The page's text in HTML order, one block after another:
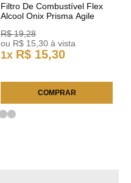
Filtro De Combustível Flex
Alcool Onix Prisma Agile
25FC0225 ACDelco
R$ 19,28
ou R$ 15 30 à vista
1x R$ 15,30
COMPRAR